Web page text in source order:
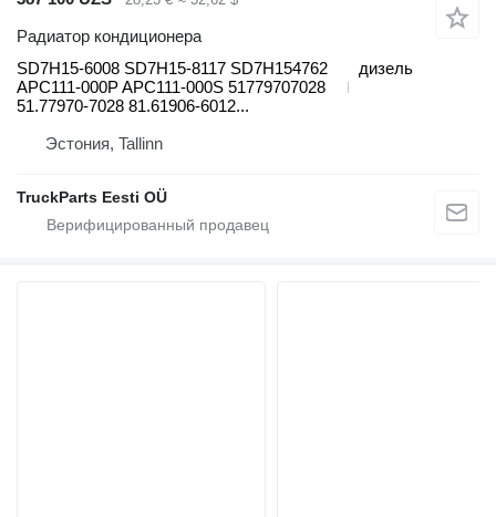
Радиатор кондиционера
SD7H15-6008 SD7H15-8117 SD7H154762
APC111-000P APC111-000S 51779707028
51.77970-7028 81.61906-6012...
дизель
Эстония, Tallinn
TruckParts Eesti OÜ